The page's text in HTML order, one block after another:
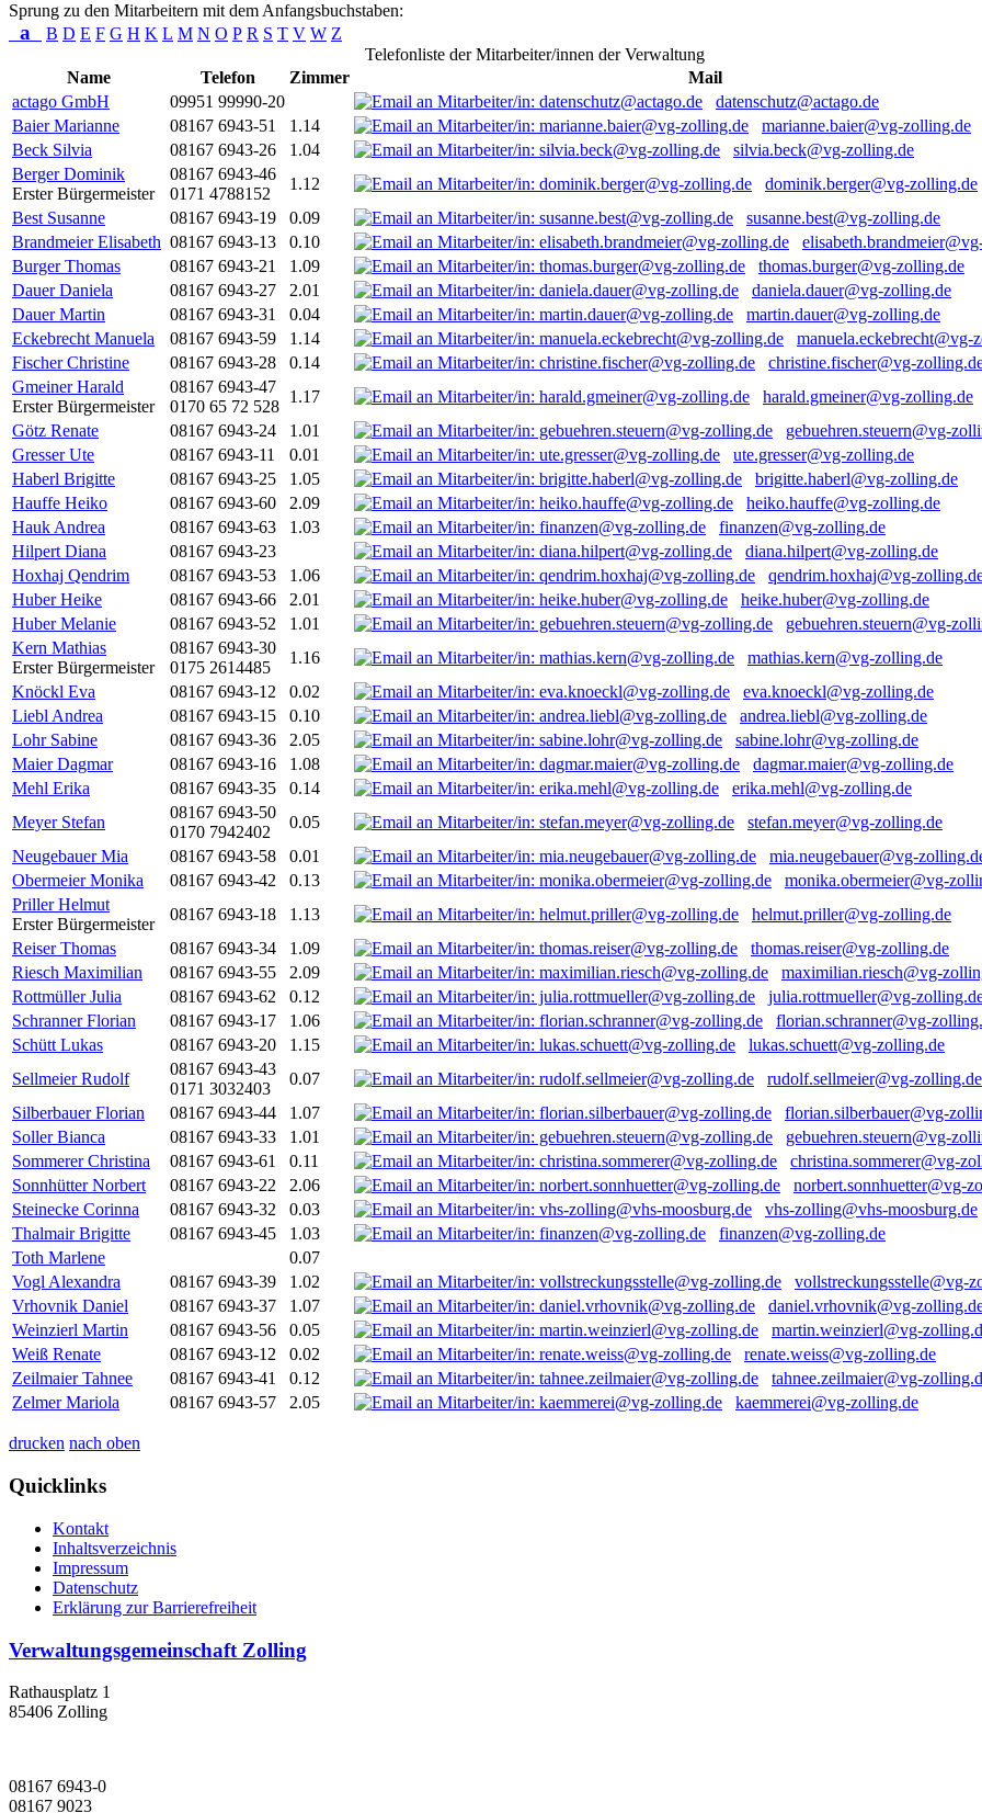
Sprung zu den Mitarbeitern mit dem Anfangsbuchstaben:
a B D E F G H K L M N O P R S T V W Z
Telefonliste der Mitarbeiter/innen der Verwaltung
Name
Telefon Zimmer
Mail
actago GmbH
09951 99990-20
datenschutz@actago.de
Baier Marianne
08167 6943-51 1.14
marianne.baier@vg-zolling.de
Beck Silvia
08167 6943-26 1.04
silvia.beck@vg-zolling.de
Berger Dominik
Erster Bürgermeister
08167 6943-46
0171 4788152
1.12
dominik.berger@vg-zolling.de
Best Susanne
08167 6943-19 0.09
susanne.best@vg-zolling.de
Brandmeier Elisabeth 08167 6943-13 0.10
Burger Thomas
08167 6943-21 1.09
thomas.burger@vg-zolling.de
Dauer Daniela
08167 6943-27 2.01
daniela.dauer@vg-zolling.de
Dauer Martin
08167 6943-31 0.04
martin.dauer@vg-zolling.de
Eckebrecht Manuela
08167 6943-59 1.14
manuela.eckebrecht@vg-
Fischer Christine
08167 6943-28 0.14
christine.fischer@vg-
Gmeiner Harald
Erster Bürgermeister
08167 6943-47
0170 65 72 528
1.17
harald.gmeiner@vg-zolling.de
Götz Renate
08167 6943-24 1.01
gebuehren.steuern@vg-
Gresser Ute
08167 6943-11 0.01
ute.gresser@vg-zolling.de
Haberl Brigitte
08167 6943-25 1.05
brigitte.haberl@vg-zolling.de
Hauffe Heiko
08167 6943-60 2.09
heiko.hauffe@vg-zolling.de
Hauk Andrea
08167 6943-63 1.03
finanzen@vg-zolling.de
Hilpert Diana
08167 6943-23
diana.hilpert@vg-zolling.de
Hoxhaj Qendrim
08167 6943-53 1.06
qendrim.hoxhaj@vg-
Huber Heike
08167 6943-66 2.01
heike.huber@vg-zolling.de
Huber Melanie
08167 6943-52 1.01
gebuehren.steuern@vg-
Kern Mathias
Erster Bürgermeister
08167 6943-30
0175 2614485
1.16
mathias.kern@vg-zolling.de
Knöckl Eva
08167 6943-12 0.02
eva.knoeckl@vg-zolling.de
Liebl Andrea
08167 6943-15 0.10
andrea.liebl@vg-zolling.de
Lohr Sabine
08167 6943-36 2.05
sabine.lohr@vg-zolling.de
Maier Dagmar
08167 6943-16 1.08
dagmar.maier@vg-zolling.de
Mehl Erika
08167 6943-35 0.14
erika.mehl@vg-zolling.de
Meyer Stefan
08167 6943-50
0170 7942402
0.05
stefan.meyer@vg-zolling.de
Neugebauer Mia
08167 6943-58 0.01
mia.neugebauer@vg-
Obermeier Monika
08167 6943-42 0.13
monika.obermeier@vg-
Priller Helmut
Erster Bürgermeister
08167 6943-18 1.13
helmut.priller@vg-zolling.de
Reiser Thomas
08167 6943-34 1.09
thomas.reiser@vg-zolling.de
Riesch Maximilian
08167 6943-55 2.09
maximilian.riesch@vg-
Rottmüller Julia
08167 6943-62 0.12
julia.rottmueller@vg-
Schranner Florian
08167 6943-17 1.06
florian.schranner@vg-
Schütt Lukas
08167 6943-20 1.15
lukas.schuett@vg-zolling.de
Sellmeier Rudolf
08167 6943-43
0171 3032403
0.07
rudolf.sellmeier@vg-zolling.de
Silberbauer Florian
08167 6943-44 1.07
florian.silberbauer@vg-
Soller Bianca
08167 6943-33 1.01
gebuehren.steuern@vg-
Sommerer Christina
08167 6943-61 0.11
christina.sommerer@vg-
Sonnhütter Norbert
08167 6943-22 2.06
norbert.sonnhuetter@vg-
Steinecke Corinna
08167 6943-32 0.03
vhs-zolling@vhs-moosburg.de
Thalmair Brigitte
08167 6943-45 1.03
finanzen@vg-zolling.de
Toth Marlene
0.07
Vogl Alexandra
08167 6943-39 1.02
vollstreckungsstelle@vg-
Vrhovnik Daniel
08167 6943-37 1.07
daniel.vrhovnik@vg-
Weinzierl Martin
08167 6943-56 0.05
martin.weinzierl@vg-
Weiß Renate
08167 6943-12 0.02
renate.weiss@vg-zolling.de
Zeilmaier Tahnee
08167 6943-41 0.12
tahnee.zeilmaier@vg-
Zelmer Mariola
08167 6943-57 2.05 kaemmerei@vg-zolling.de
drucken nach oben
Quicklinks
Kontakt
Inhaltsverzeichnis
Impressum
Datenschutz
Erklärung zur Barrierefreiheit
Verwaltungsgemeinschaft Zolling
Rathausplatz 1
85406 Zolling
08167 6943-0
08167 9023